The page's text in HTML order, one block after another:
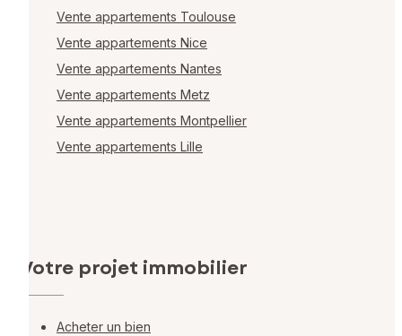
Vente appartements Toulouse
Vente appartements Nice
Vente appartements Nantes
Vente appartements Metz
Vente appartements Montpellier
Vente appartements Lille
Votre projet immobilier
Acheter un bien